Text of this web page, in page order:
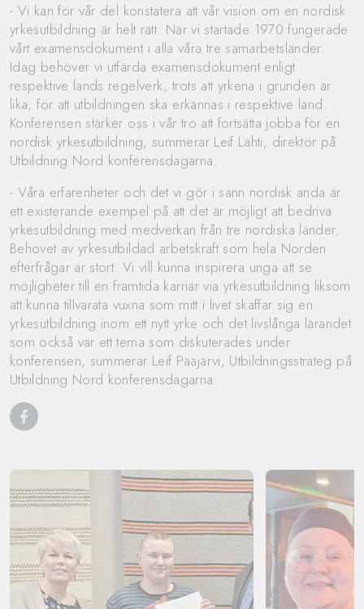
- Vi kan för vår del konstatera att vår vision om en nordisk
yrkesutbildning är helt rätt. När vi startade 1970 fungerade
vårt examensdokument i alla våra tre samarbetsländer.
Idag behöver vi utfärda examensdokument enligt
respektive lands regelverk, trots att yrkena i grunden är
lika, för att utbildningen ska erkännas i respektive land.
Konferensen stärker oss i vår tro att fortsätta jobba för en
nordisk yrkesutbildning, summerar Leif Lahti, direktör på
Utbildning Nord konferensdagarna.
- Våra erfarenheter och det vi gör i sann nordisk anda är
ett existerande exempel på att det är möjligt att bedriva
yrkesutbildning med medverkan från tre nordiska länder.
Behovet av yrkesutbildad arbetskraft som hela Norden
efterfrågar är stort. Vi vill kunna inspirera unga att se
möjligheter till en framtida karriär via yrkesutbildning liksom
att kunna tillvarata vuxna som mitt i livet skaffar sig en
yrkesutbildning inom ett nytt yrke och det livslånga lärandet
som också var ett tema som diskuterades under
konferensen, summerar Leif Pääjärvi, Utbildningsstrateg på
Utbildning Nord konferensdagarna.